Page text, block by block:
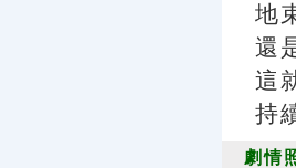
地
還
這
持
劇情